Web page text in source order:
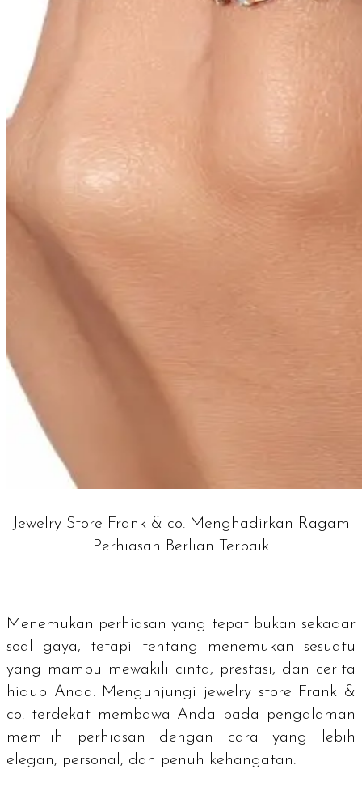
Jewelry Store Frank & co. Menghadirkan Ragam
Perhiasan Berlian Terbaik
Menemukan perhiasan yang tepat bukan sekadar
soal gaya, tetapi tentang menemukan sesuatu
yang mampu mewakili cinta, prestasi, dan cerita
hidup Anda. Mengunjungi jewelry store Frank &
co. terdekat membawa Anda pada pengalaman
memilih perhiasan dengan cara yang lebih
elegan, personal, dan penuh kehangatan.